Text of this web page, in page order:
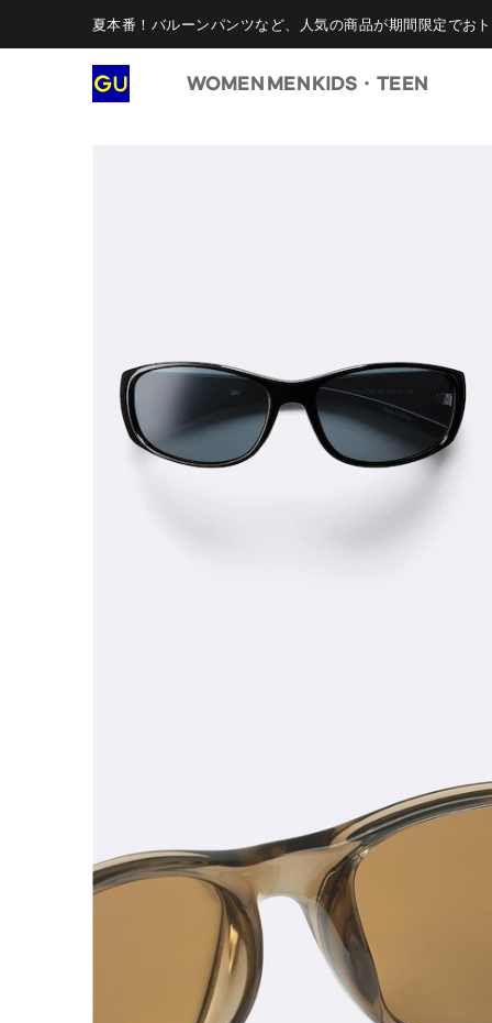
夏本番！バルーンパンツなど、人気の商品が期間限定でお
WOMEN MENKIDS・TEEN